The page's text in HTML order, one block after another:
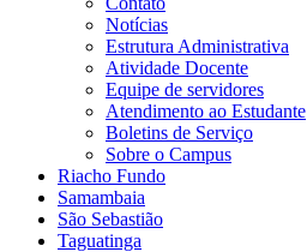
Notícias
Estrutura Administrativa
Atividade Docente
Equipe de servidores
Atendimento ao Estudante
Boletins de Serviço
Sobre o Campus
Riacho Fundo
Samambaia
São Sebastião
Taguatinga